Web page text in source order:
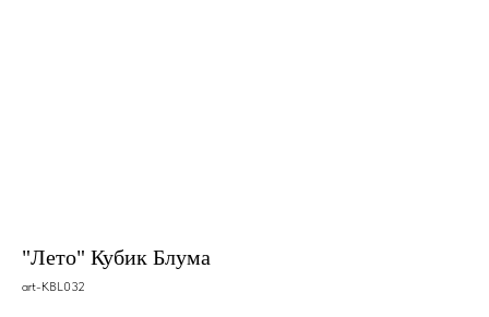
"Лето" Кубик Блума
art-KBL032